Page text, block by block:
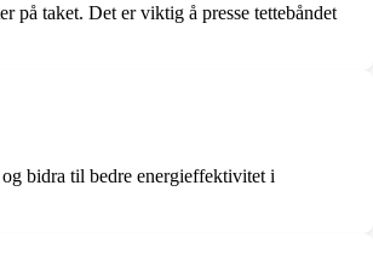
på taket. Det er viktig å presse tettebåndet
bidra til bedre energieffektivitet i